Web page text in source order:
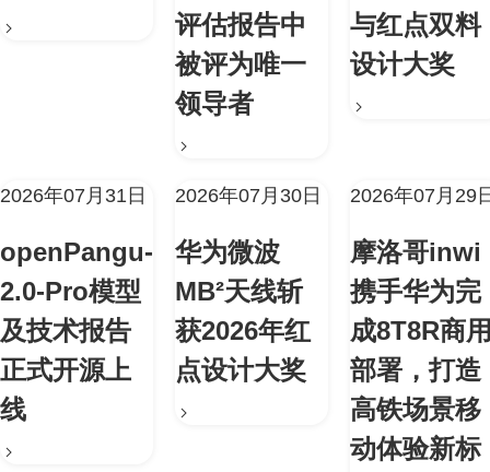
评估报告中
被评为唯一
领导者
与红点双料
设计大奖
2026年07月31日
openPangu-
2.0-Pro模型
及技术报告
正式开源上
线
2026年07月30日
华为微波
MB²天线斩
获2026年红
点设计大奖
2026年07月29
摩洛哥inwi
携手华为完
成8T8R商
部署，打造
高铁场景移
动体验新标